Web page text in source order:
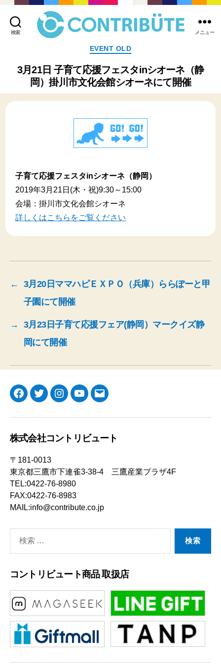
検索
式
社
コ
ン
ト
ュ
ー
Contribute,inc.
メニュー
カ
テ
ゴ
リ
ー
EVENT OLD
3月21日 子育て応援フェスタinシオーネ（静
岡）掛川市文化会館シオーネにて開催
子育て応援フェスタinシオーネ（静岡）
2019年3月21日(木・祝)9:30～15:00
会場：掛川市文化会館シオーネ
詳しくはこちらをご覧ください
←
3月20日ママハピＥＸＰＯ（兵庫）ららぽーと甲
子園にて開催
→
3月23日子育て応援フェア(静岡）マークイズ静
岡にて開催
Facebook
TwitterInstagramYouTube
メ
株式会社コントリビュート
〒181-0013
東京都三鷹市下連雀3-38-4 三鷹産業プラザ4F
TEL:0422-76-8980
FAX:0422-76-8983
MAIL:info@contribute.co.jp
索
コントリビュート商品 取扱店